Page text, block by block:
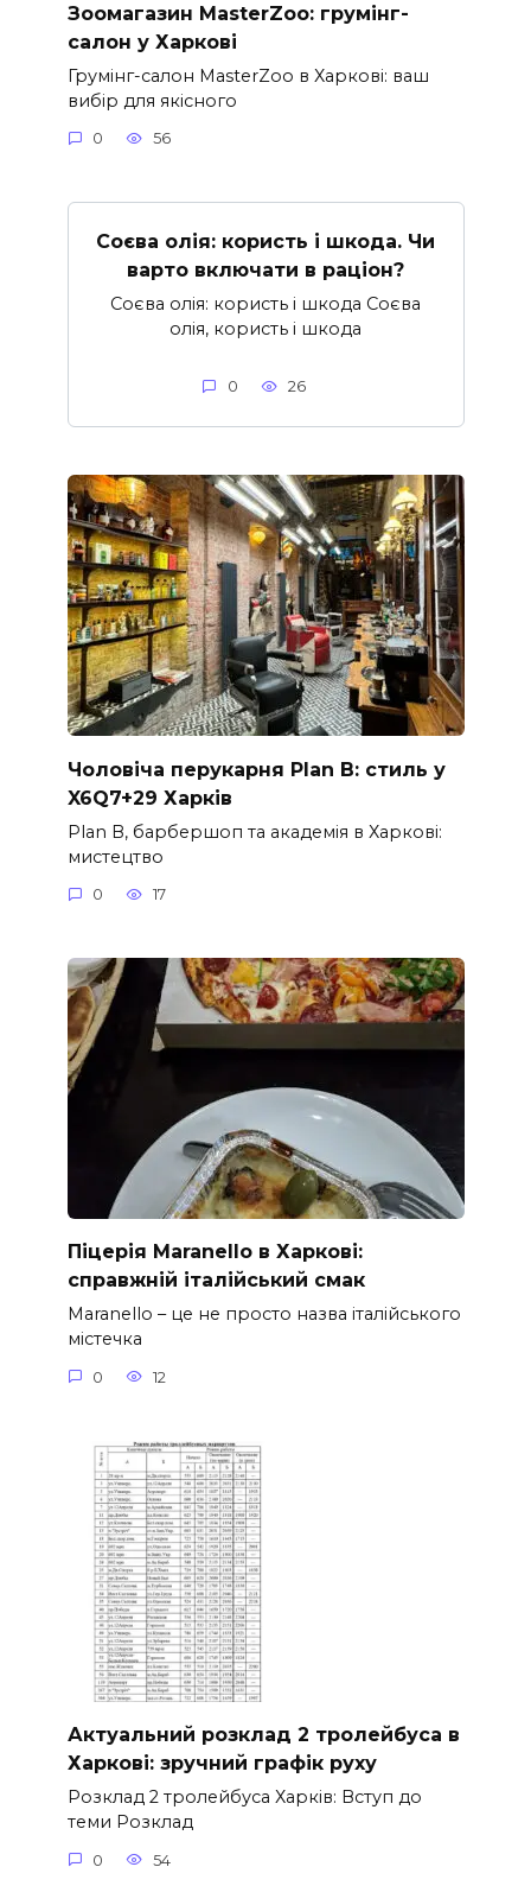
Зоомагазин MasterZoo: грумінг-
салон у Харкові
Грумінг-салон MasterZoo в Харкові: ваш
вибір для якісного
0 56
Соєва олія: користь і шкода. Чи
варто включати в раціон?
Соєва олія: користь і шкода Соєва
олія, користь і шкода
0 26
Чоловіча перукарня Plan B: стиль у
X6Q7+29 Харків
Plan B, барбершоп та академія в Харкові:
мистецтво
0 17
Піцерія Maranello в Харкові:
справжній італійський смак
Maranello – це не просто назва італійського
містечка
0 12
Актуальний розклад 2 тролейбуса в
Харкові: зручний графік руху
Розклад 2 тролейбуса Харків: Вступ до
теми Розклад
0 54